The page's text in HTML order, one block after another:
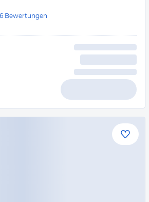
6 Bewertungen